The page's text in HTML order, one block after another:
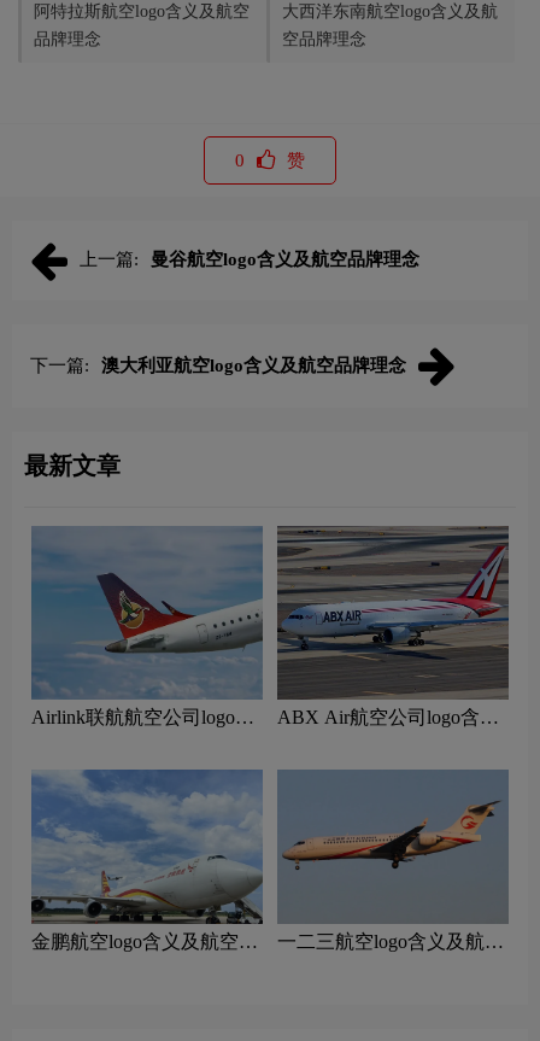
阿特拉斯航空logo含义及航空
品牌理念
大西洋东南航空logo含义及航
空品牌理念
0 赞
上一篇: 曼谷航空logo含义及航空品牌理念
下一篇: 澳大利亚航空logo含义及航空品牌理念
最新文章
Airlink联航航空公司logo含
ABX Air航空公司logo含义
‌金鹏航空logo含义及航空品
一二三航空logo含义及航空